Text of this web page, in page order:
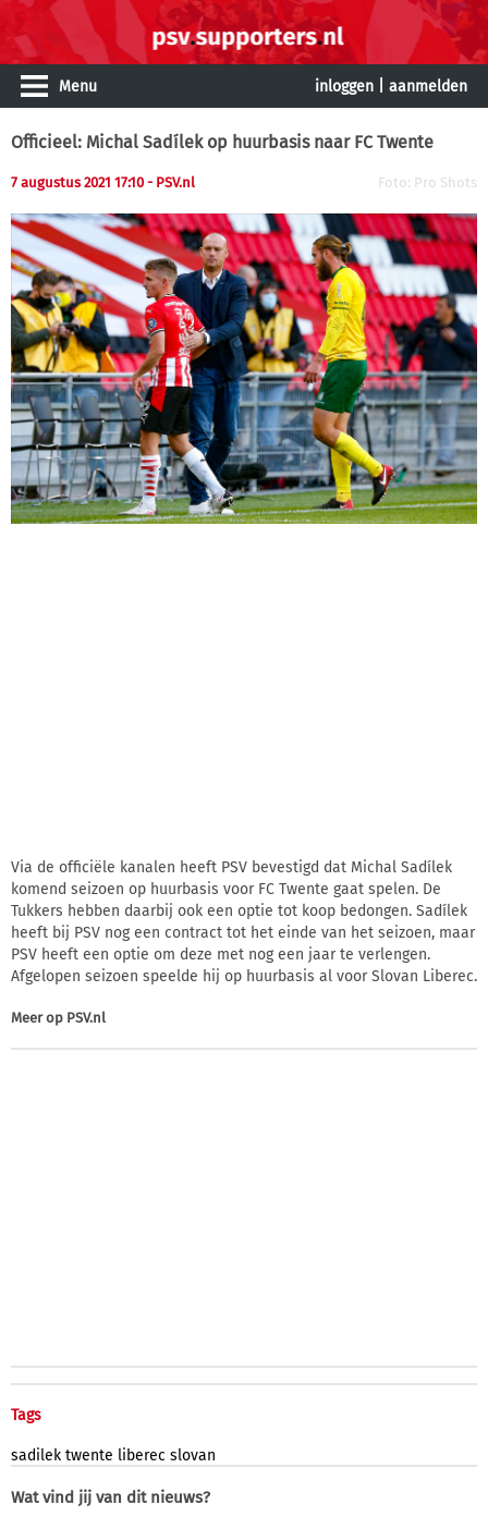
Menu inloggen aanmelden
Officieel: Michal Sadílek op huurbasis naar FC Twente
7 augustus 2021 17:10 - PSV.nl Foto: Pro Shots
Via de officiële kanalen heeft PSV bevestigd dat Michal Sadílek
komend seizoen op huurbasis voor FC Twente gaat spelen. De
Tukkers hebben daarbij ook een optie tot koop bedongen. Sadílek
heeft bij PSV nog een contract tot het einde van het seizoen, maar
PSV heeft een optie om deze met nog een jaar te verlengen.
Afgelopen seizoen speelde hij op huurbasis al voor Slovan Liberec.
Meer op PSV.nl
Tags
sadilek twente liberec slovan
Wat vind jij van dit nieuws?